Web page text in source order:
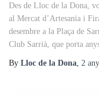
Des de Lloc de la Dona,
al Mercat d’Artesania i
desembre a la Plaça de
Club Sarrià, que porta
By Lloc de la Dona 2